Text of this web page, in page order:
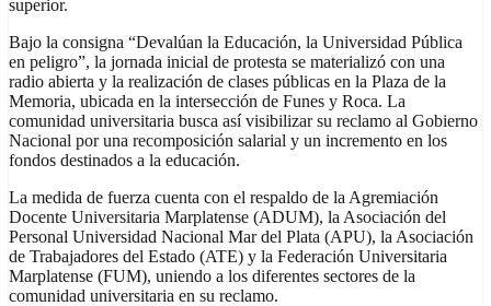
superior.
Bajo la consigna “Devalúan la Educación, la Universidad Pública
en peligro”, la jornada inicial de protesta se materializó con una
radio abierta y la realización de clases públicas en la Plaza de la
Memoria, ubicada en la intersección de Funes y Roca. La
comunidad universitaria busca así visibilizar su reclamo al Gobierno
Nacional por una recomposición salarial y un incremento en los
fondos destinados a la educación.
La medida de fuerza cuenta con el respaldo de la Agremiación
Docente Universitaria Marplatense (ADUM), la Asociación del
Personal Universidad Nacional Mar del Plata (APU), la Asociación
de Trabajadores del Estado (ATE) y la Federación Universitaria
Marplatense (FUM), uniendo a los diferentes sectores de la
comunidad universitaria en su reclamo.